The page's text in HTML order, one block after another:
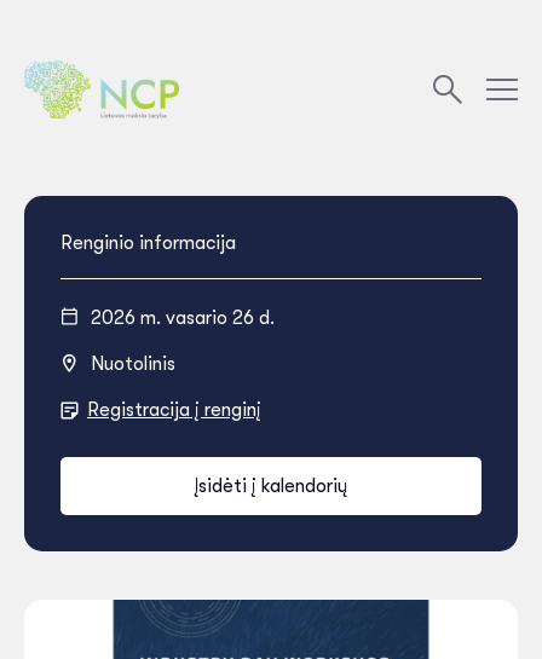
Renginio informacija
2026 m. vasario 26 d.
Nuotolinis
Registracija į renginį
Įsidėti į kalendorių